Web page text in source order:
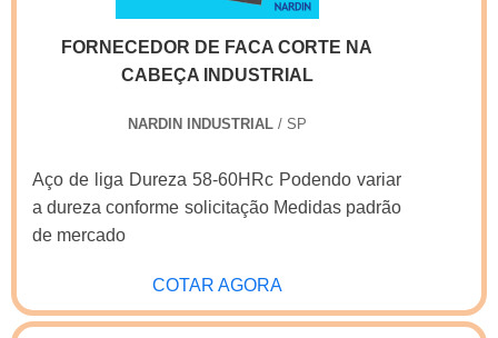
FORNECEDOR DE FACA CORTE NA
CABEÇA INDUSTRIAL
NARDIN INDUSTRIAL/ SP
Aço de liga Dureza 58-60HRc Podendo variar
a dureza conforme solicitação Medidas padrão
de mercado
COTAR AGORA